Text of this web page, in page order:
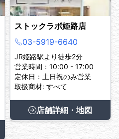
ストックラボ姫路店
03-5919-6640
JR姫路駅より徒歩2分
営業時間：10:00 - 17:00
定休日：土日祝のみ営業
取扱商材: すべて
店舗詳細・地図